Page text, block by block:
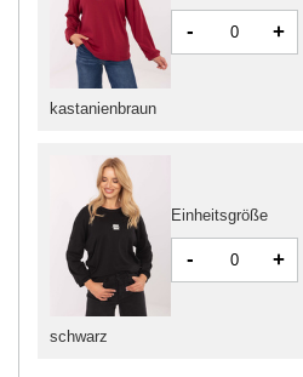
kastanienbraun
- +
schwarz
Einheitsgröße
- +